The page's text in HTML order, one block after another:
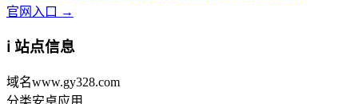
官网入口 →
ℹ️ 站点信息
域名www.gy328.com